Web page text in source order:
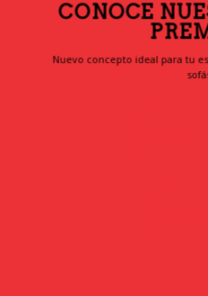
CONOCE
Nuevo concepto ideal para tu